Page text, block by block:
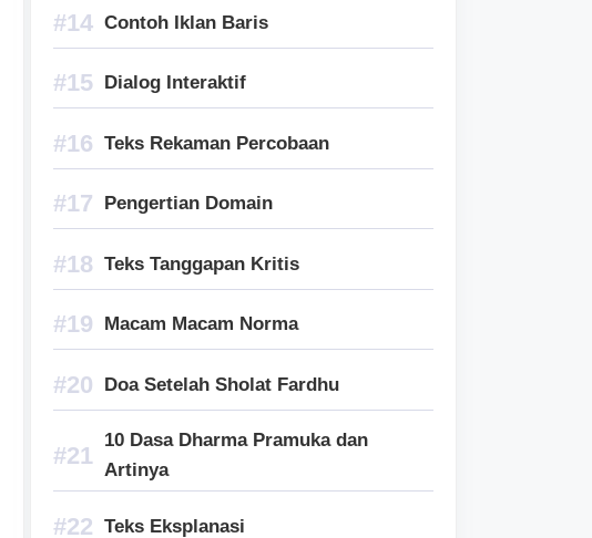
Contoh Iklan Baris
Dialog Interaktif
Teks Rekaman Percobaan
Pengertian Domain
Teks Tanggapan Kritis
Macam Macam Norma
Doa Setelah Sholat Fardhu
10 Dasa Dharma Pramuka dan
Artinya
Teks Eksplanasi